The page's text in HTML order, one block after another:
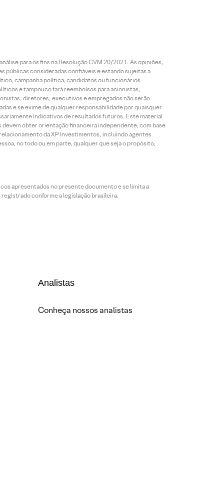
para os fins na Resolução CVM 20/2021. As opiniões,
públicas consideradas confiáveis e estando sujeitas a
campanha política, candidatos ou funcionários
e tampouco fará reembolsos para acionistas,
diretores, executivos e empregados não serão
e se exime de qualquer responsabilidade por quaisquer
indicativos de resultados futuros. Este material
obter orientação financeira independente, com base
da XP Investimentos, incluindo agentes
no todo ou em parte, qualquer que seja o propósito,
apresentados no presente documento e se limita a
conforme a legislação brasileira.
Analistas
Conheça nossos analistas